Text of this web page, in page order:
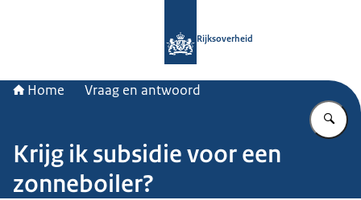
Rijksoverheid
Home Vraag en antwoord
Krijg ik subsidie voor een
zonneboiler?